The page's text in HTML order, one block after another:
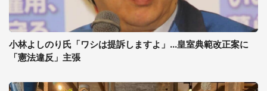
小林よしのり氏「ワシは提訴しますよ」...皇室典範改正案に
「憲法違反」主張